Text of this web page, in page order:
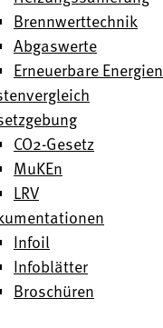
Brennwerttechnik
Abgaswerte
Erneuerbare Energien
CO2-Gesetz
MuKEn
LRV
Infoil
Infoblätter
Broschüren